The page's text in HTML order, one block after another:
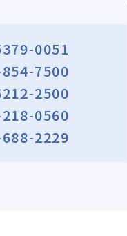
0051
7500
2500
0560
2229